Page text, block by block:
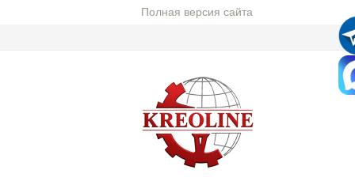
Полная версия сайта